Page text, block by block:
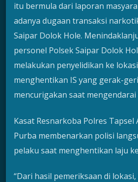
itu bermula dari laporan
adanya dugaan transaksi
Saipar Dolok Hole.
personel Polsek Saipar Dolok
melakukan penyelidikan ke
menghentikan IS yang gerak-
mencurigakan saat
Kasat Resnarkoba Polres Tapsel
Purba membenarkan polisi
pelaku saat menghentikan laju
“Dari hasil pemeriksaan di